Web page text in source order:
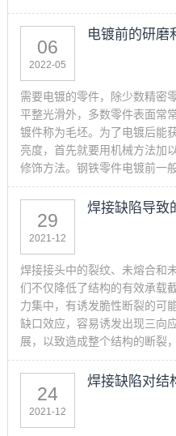
06
2022-05
电镀前的研磨
需要电镀的零件，除少数精密
平整光滑外，多数零件表面常
镀件称为毛坯。为了电镀后能
亮度，首先就要用机械方法加
修饰方法。钢铁零件电镀前一般
29
2021-12
焊接缺陷导致
焊接接头中的裂纹、未熔合和
们不仅降低了结构的有效承载
力集中，有诱发脆性断裂的可
缺口效应，容易诱发出现三向
展，以致造成整个结构的断裂
24
2021-12
焊接缺陷对结